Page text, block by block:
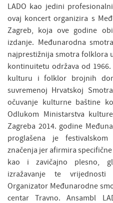
LADO kao jedini
ovaj koncert organizira s
Zagreb, koja ove godine
izdanje. Međunarodna
najprestižnija smotra folklora
kontinuitetu održava od
kulturu i folklor brojnih
suvremenoj Hrvatskoj
očuvanje kulturne baštine
Odlukom Ministarstva
Zagreba 2014. godine
proglašena je
značenja jer afirmira
kao i zavičajno plesno,
izražavanje te
Organizator Međunarodne
centar Travno. Ansambl